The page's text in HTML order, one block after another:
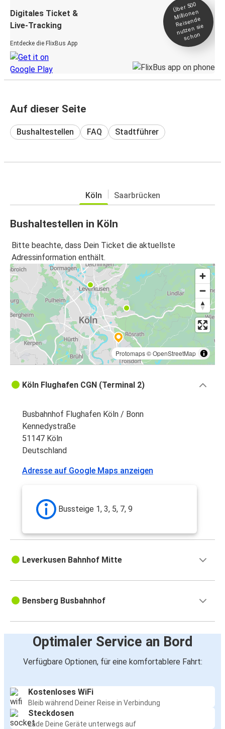
Digitales Ticket &
Live-Tracking
Entdecke die FlixBus App
Über 500
Millionen
Reisende
nutzen sie
schon
Auf dieser Seite
Bushaltestellen FAQ Stadtführer
Köln Saarbrücken
Bushaltestellen in Köln
Bitte beachte, dass Dein Ticket die aktuellste
Adressinformation enthält.
Protomaps©OpenStreetMap
Köln Flughafen CGN (Terminal 2)
Busbahnhof Flughafen Köln / Bonn
Kennedystraße
51147 Köln
Deutschland
Adresse auf Google Maps anzeigen
Bussteige 1, 3, 5, 7, 9
Leverkusen Bahnhof Mitte
Bensberg Busbahnhof
Optimaler Service an Bord
Verfügbare Optionen, für eine komfortablere Fahrt:
Kostenloses WiFi
Bleib während Deiner Reise in Verbindung
Steckdosen
Lade Deine Geräte unterwegs auf